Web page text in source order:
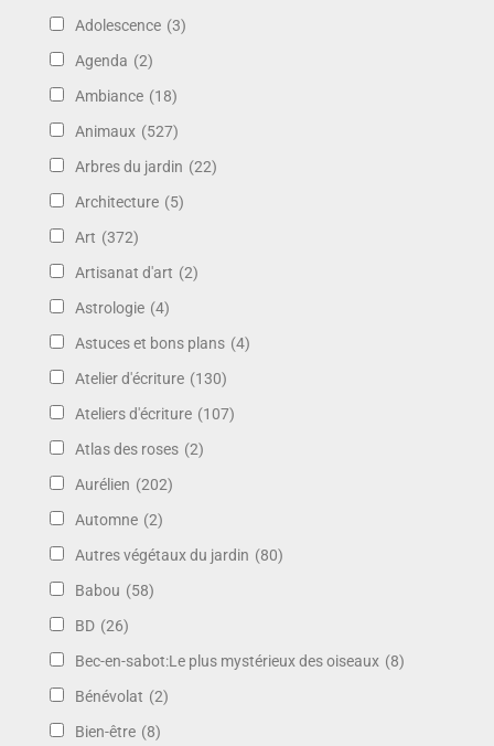
Adolescence (3)
Agenda (2)
Ambiance (18)
Animaux (527)
Arbres du jardin (22)
Architecture (5)
Art (372)
Artisanat d'art (2)
Astrologie (4)
Astuces et bons plans (4)
Atelier d'écriture (130)
Ateliers d'écriture (107)
Atlas des roses (2)
Aurélien (202)
Automne (2)
Autres végétaux du jardin (80)
Babou (58)
BD (26)
Bec-en-sabot:Le plus mystérieux des oiseaux (8)
Bénévolat (2)
Bien-être (8)